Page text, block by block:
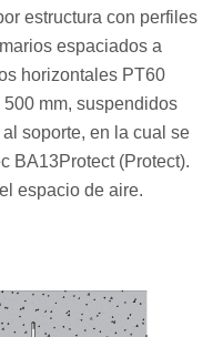
estructura con perfiles
espaciados a
horizontales PT60
mm, suspendidos
soporte, en la cual se
BA13Protect (Protect).
espacio de aire.